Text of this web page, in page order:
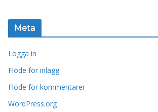
Meta
Logga in
Flöde för inlägg
Flöde för kommentarer
WordPress.org